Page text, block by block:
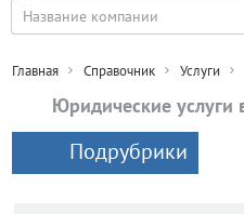
Главная Справочник Услуги
Юридические услуги
Подрубрики